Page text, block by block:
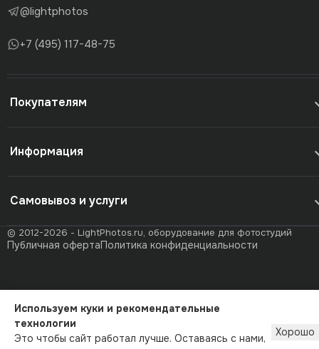
@lightphotos
+7 (495) 117-48-75
Покупателям
Информация
Самовывоз и услуги
© 2012-2026 - LightPhotos.ru, оборудование для фотостудий
Публичная офертаПолитика конфиденциальности
Используем куки и рекомендательные
технологии
Это чтобы сайт работал лучше. Оставаясь с нами,
Хорошо